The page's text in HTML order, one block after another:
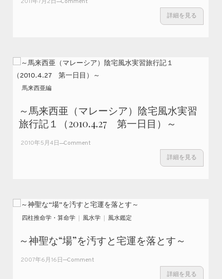
2011年7月2日 Comment
陰陽
の氣
こと
～
詳細を見る
馬来西亜編
～馬来西亜（マレーシア）陰宅風水実習
旅行記１（2010.4.27 第一日目）～
2010年5月4日 Comment
詳細を見る
四柱推命学・算命学 風水学 風水鑑定
～神聖な“場”を汚すと宅運を落とす～
2007年6月16日 Comment
詳細を見る